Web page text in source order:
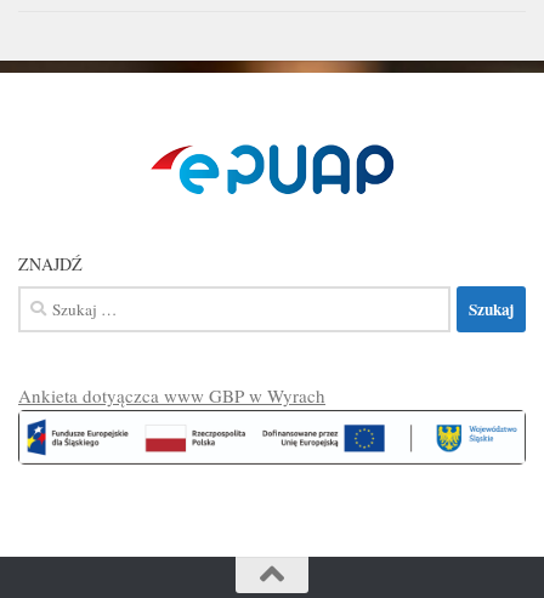
ZNAJDŹ
Szukaj:
Ankieta dotyączca www GBP w Wyrach